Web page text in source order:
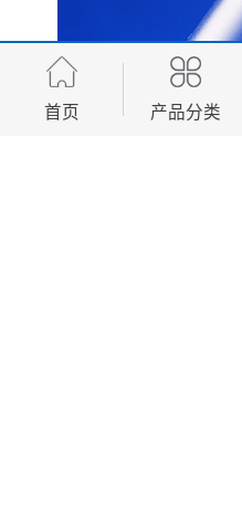
首页 产品分类